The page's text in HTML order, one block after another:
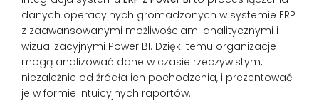
danych operacyjnych gromadzonych w systemie ERP
z zaawansowanymi możliwościami analitycznymi i
wizualizacyjnymi Power BI. Dzięki temu organizacje
mogą analizować dane w czasie rzeczywistym,
niezależnie od źródła ich pochodzenia, i prezentować
je w formie intuicyjnych raportów.